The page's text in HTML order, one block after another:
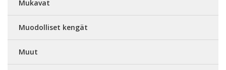
Mukavat
Muodolliset kengät
Muut